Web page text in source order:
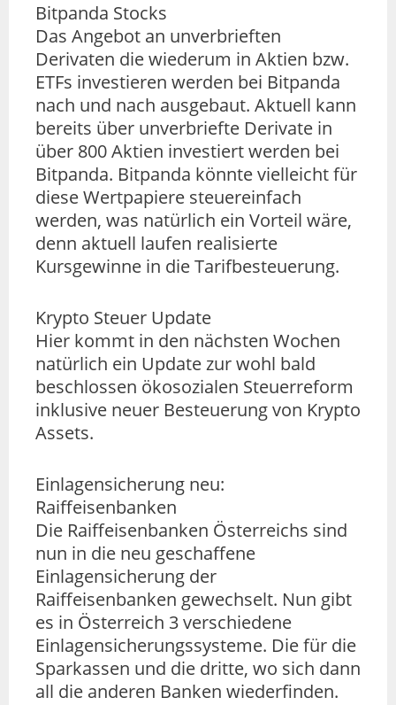
Bitpanda Stocks
Das Angebot an unverbrieften
Derivaten die wiederum in Aktien bzw.
ETFs investieren werden bei Bitpanda
nach und nach ausgebaut. Aktuell kann
bereits über unverbriefte Derivate in
über 800 Aktien investiert werden bei
Bitpanda. Bitpanda könnte vielleicht für
diese Wertpapiere steuereinfach
werden, was natürlich ein Vorteil wäre,
denn aktuell laufen realisierte
Kursgewinne in die Tarifbesteuerung.
Krypto Steuer Update
Hier kommt in den nächsten Wochen
natürlich ein Update zur wohl bald
beschlossen ökosozialen Steuerreform
inklusive neuer Besteuerung von Krypto
Assets.
Einlagensicherung neu:
Raiffeisenbanken
Die Raiffeisenbanken Österreichs sind
nun in die neu geschaffene
Einlagensicherung der
Raiffeisenbanken gewechselt. Nun gibt
es in Österreich 3 verschiedene
Einlagensicherungssysteme. Die für die
Sparkassen und die dritte, wo sich dann
all die anderen Banken wiederfinden.